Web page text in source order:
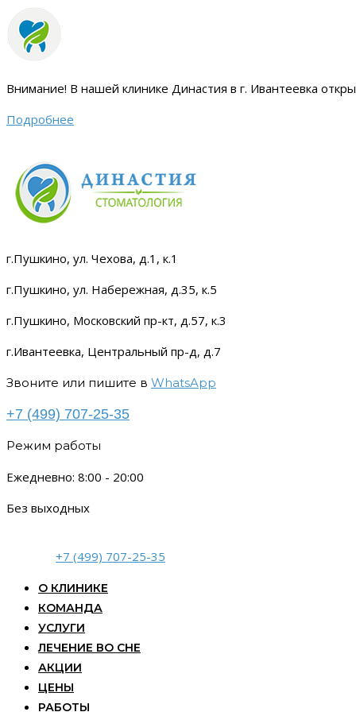
Внимание! В нашей клинике Династия в г. Ивантеевка
Подробнее
г.Пушкино, ул. Чехова, д.1, к.1
г.Пушкино, ул. Набережная, д.35, к.5
г.Пушкино, Московский пр-кт, д.57, к.3
г.Ивантеевка, Центральный пр-д, д.7
Звоните или пишите в WhatsApp
+7 (499) 707-25-35
Режим работы
Ежедневно: 8:00 - 20:00
Без выходных
+7 (499) 707-25-35
О КЛИНИКЕ
КОМАНДА
УСЛУГИ
ЛЕЧЕНИЕ ВО СНЕ
АКЦИИ
ЦЕНЫ
РАБОТЫ